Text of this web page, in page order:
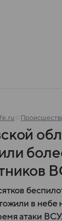
в небе
атаки